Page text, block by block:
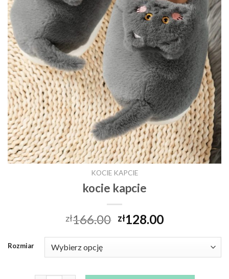
KOCIE KAPCIE
kocie kapcie
zł166.00 zł128.00
Rozmiar